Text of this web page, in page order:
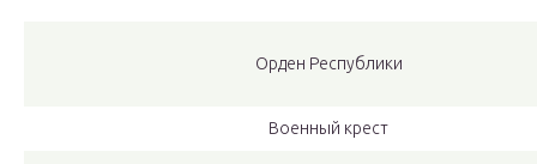
Орден Республики
Военный крест